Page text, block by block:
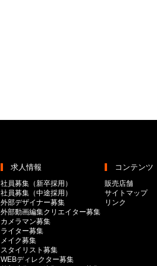
求人情報
社員募集（新卒採用）
社員募集（中途採用）
外部デザイナー募集
外部動画編集クリエイター募集
カメラマン募集
ライター募集
メイク募集
スタイリスト募集
WEBディレクター募集
コンテンツ
販売店舗
サイトマップ
リンク